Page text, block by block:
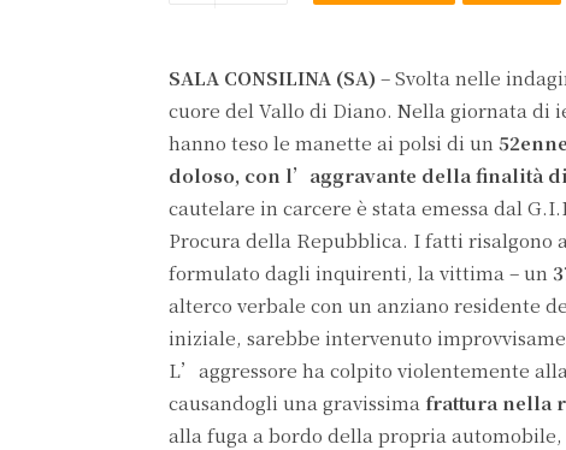
SALA CONSILINA (SA) – Svolta nelle
cuore del Vallo di Diano. Nella giornata di
hanno teso le manette ai polsi di un
doloso, con l’aggravante della finalità
cautelare in carcere è stata emessa dal
Procura della Repubblica. I fatti risalgono
formulato dagli inquirenti, la vittima – un
alterco verbale con un anziano residente
iniziale, sarebbe intervenuto
L’aggressore ha colpito violentemente
causandogli una gravissima frattura nella
alla fuga a bordo della propria